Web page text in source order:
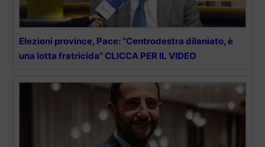
Elezioni province, Pace: “Centrodestra dilaniato, è
una lotta fratricida” CLICCA PER IL VIDEO